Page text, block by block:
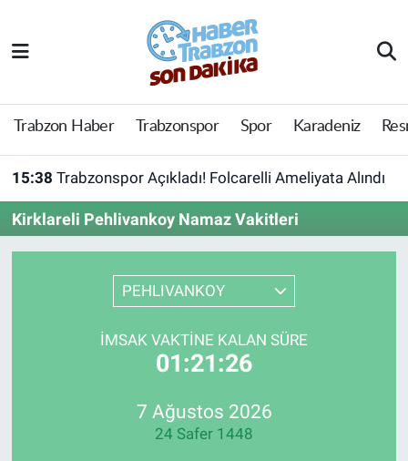
Trabzon Haber Trabzonspor Spor Karadeniz
15:38 Trabzonspor Açıkladı! Folcarelli Ameliyata Alındı
Kirklareli Pehlivankoy Namaz Vakitleri
PEHLIVANKOY
İMSAK VAKTINE KALAN SÜRE
01:21:26
7 Ağustos 2026
24 Safer 1448
Trabzon Haber
Trabzonspor
Karadeniz
Resmi Reklam
Perde Arkası
Trabzon Nöbetçi Eczaneler
Trabzon Hava Durumu
Trabzon Trafik Yoğunluk Haritası
Süper Lig Puan Durumu ve Fikstür
Tüm Manşetler
Son Dakika Haberleri